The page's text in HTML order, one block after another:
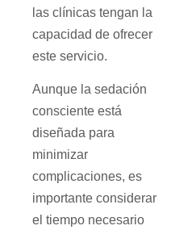
las clínicas tengan la
capacidad de ofrecer
este servicio.
Aunque la sedación
consciente está
diseñada para
minimizar
complicaciones, es
importante considerar
el tiempo necesario